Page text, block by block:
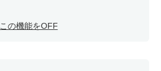
この機能をOFF